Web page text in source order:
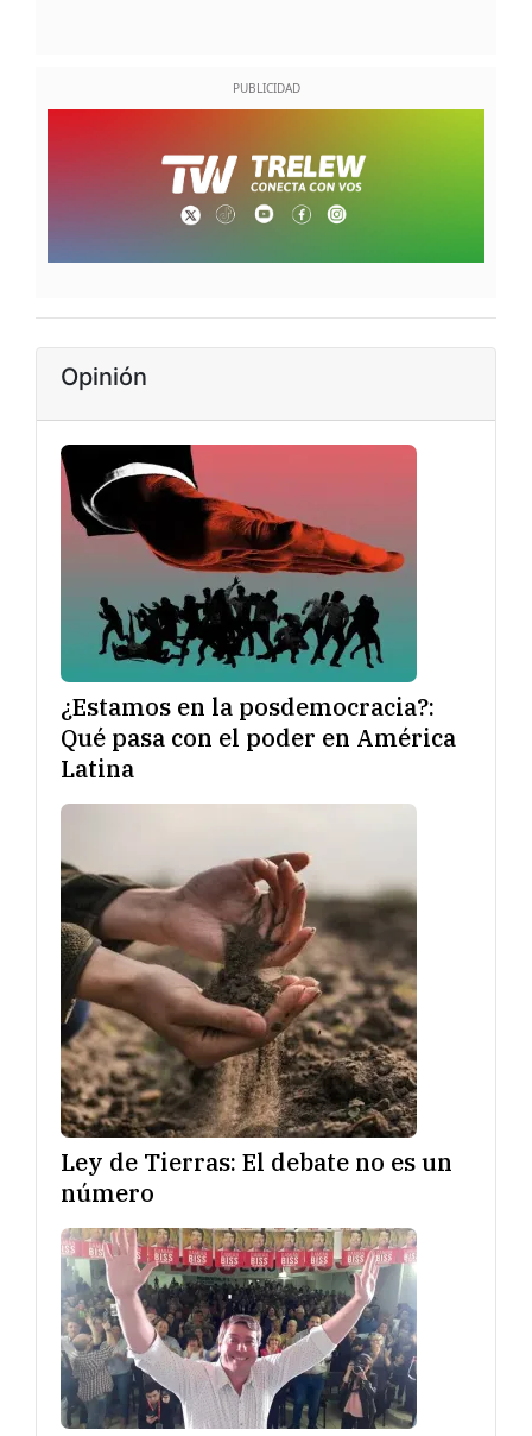
Opinión
¿Estamos en la posdemocracia?:
Qué pasa con el poder en América
Latina
Ley de Tierras: El debate no es un
número